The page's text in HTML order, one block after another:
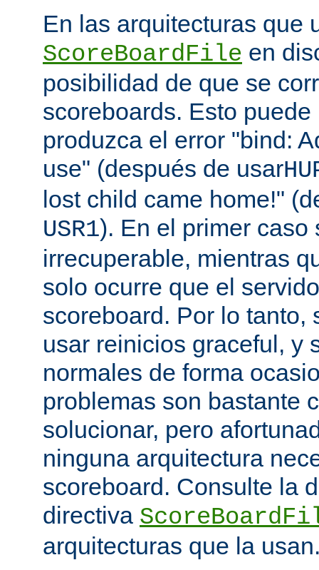
En las arquitecturas que
ScoreBoardFile en
posibilidad de que se
scoreboards. Esto
produzca el error "bind:
use" (después de usar
lost child came home!"
USR1). En el primer caso
irrecuperable, mientras
solo ocurre que el
scoreboard. Por lo tanto,
usar reinicios graceful, y
normales de forma
problemas son bastante
solucionar, pero
ninguna arquitectura
scoreboard. Consulte la
directiva
arquitecturas que la